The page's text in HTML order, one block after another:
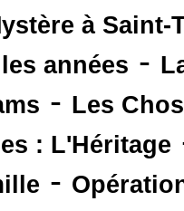
à Saint-
années -
- Les
: L'Héritage
-